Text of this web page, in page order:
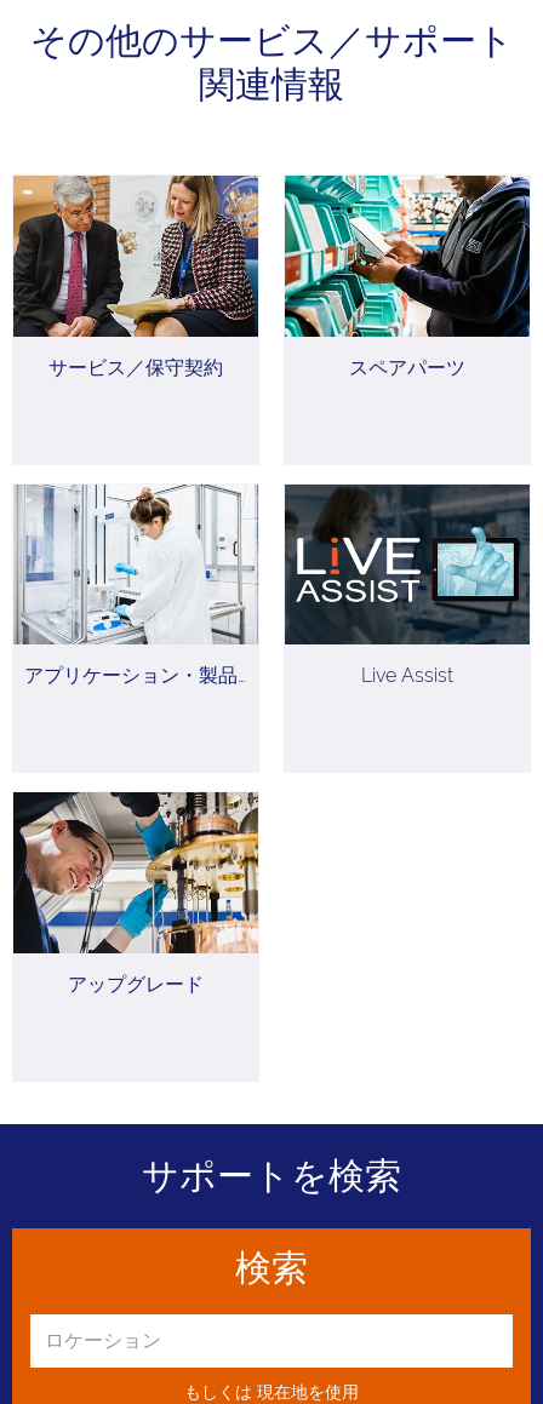
その他のサービス／サポート
関連情報
サービス／保守契約
アプリケーション・製品サポート
スペアパーツ
Live Assist
アップグレード
サポートを検索
検索
もしくは 現在地を使用